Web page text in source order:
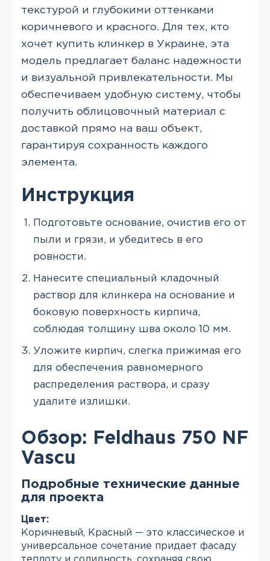
текстурой и глубокими оттенками
коричневого и красного. Для тех, кто
хочет купить клинкер в Украине, эта
модель предлагает баланс надежности
и визуальной привлекательности. Мы
обеспечиваем удобную систему, чтобы
получить облицовочный материал с
доставкой прямо на ваш объект,
гарантируя сохранность каждого
элемента.
Инструкция
Подготовьте основание, очистив его от
пыли и грязи, и убедитесь в его
ровности.
Нанесите специальный кладочный
раствор для клинкера на основание и
боковую поверхность кирпича,
соблюдая толщину шва около 10 мм.
Уложите кирпич, слегка прижимая его
для обеспечения равномерного
распределения раствора, и сразу
удалите излишки.
Обзор: Feldhaus 750 NF
Vascu
Подробные технические данные
для проекта
Цвет:
Коричневый, Красный — это классическое и
универсальное сочетание придает фасаду